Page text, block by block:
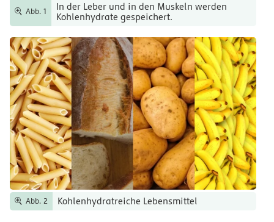
Abb. 1
In der Leber und in den Muskeln werden
Kohlenhydrate gespeichert.
Abb. 2 Kohlenhydratreiche Lebensmittel